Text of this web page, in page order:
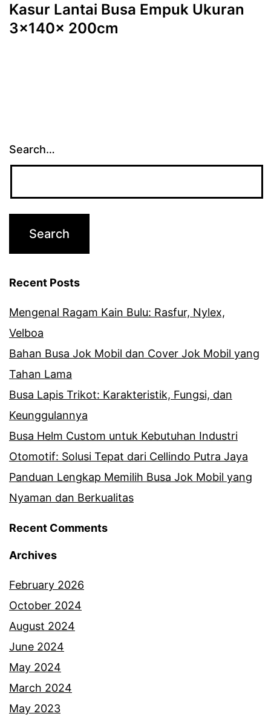
Kasur Lantai Busa Empuk Ukuran
3x140x 200cm
Search…
Recent Posts
Mengenal Ragam Kain Bulu: Rasfur, Nylex,
Velboa
Bahan Busa Jok Mobil dan Cover Jok Mobil yang
Tahan Lama
Busa Lapis Trikot: Karakteristik, Fungsi, dan
Keunggulannya
Busa Helm Custom untuk Kebutuhan Industri
Otomotif: Solusi Tepat dari Cellindo Putra Jaya
Panduan Lengkap Memilih Busa Jok Mobil yang
Nyaman dan Berkualitas
Recent Comments
Archives
February 2026
October 2024
August 2024
June 2024
May 2024
March 2024
May 2023